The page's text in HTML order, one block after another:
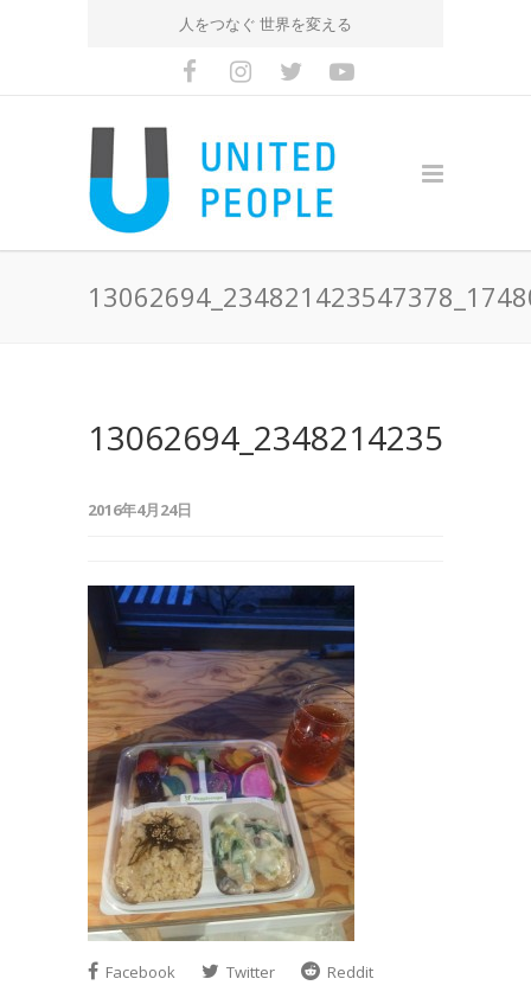
人をつなぐ 世界を変える
2016年4月24日
Facebook Twitter
Reddit